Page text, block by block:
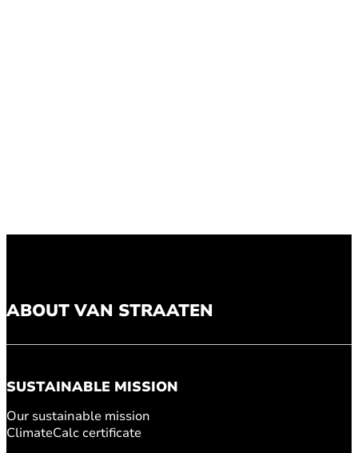
ABOUT VAN STRAATEN
SUSTAINABLE MISSION
Our sustainable mission
ClimateCalc certificate